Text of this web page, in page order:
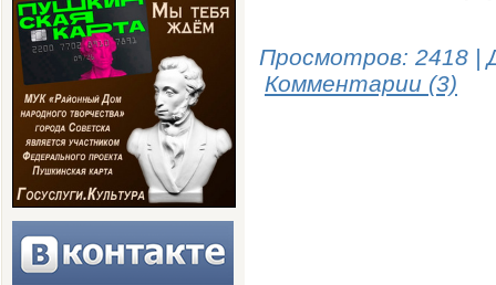
Просмотров: 2418 |
Комментарии (3)